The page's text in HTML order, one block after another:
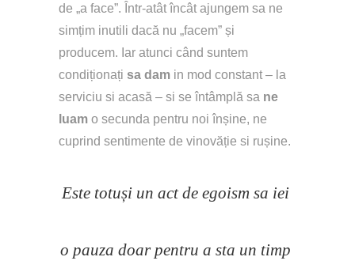
de „a face”. Într-atât încât ajungem sa ne
simțim inutili dacă nu „facem” și
producem. Iar atunci când suntem
condiționați sa dam in mod constant – la
serviciu si acasă – si se întâmplă sa ne
luam o secunda pentru noi înșine, ne
cuprind sentimente de vinovăție si rușine.
Este totuși un act de egoism sa iei
o pauza doar pentru a sta un timp